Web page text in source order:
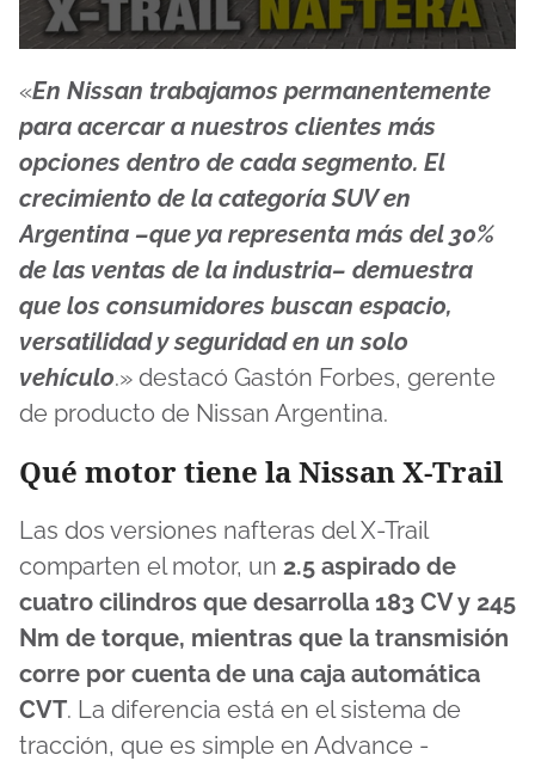
of
minutes,
seconds
«En Nissan trabajamos permanentemente
para acercar a nuestros clientes más
opciones dentro de cada segmento. El
crecimiento de la categoría SUV en
Argentina –que ya representa más del 30%
de las ventas de la industria– demuestra
que los consumidores buscan espacio,
versatilidad y seguridad en un solo
vehículo.» destacó Gastón Forbes, gerente
de producto de Nissan Argentina.
Qué motor tiene la Nissan X-Trail
Las dos versiones nafteras del X-Trail
comparten el motor, un 2.5 aspirado de
cuatro cilindros que desarrolla 183 CV y 245
Nm de torque, mientras que la transmisión
corre por cuenta de una caja automática
CVT. La diferencia está en el sistema de
tracción, que es simple en Advance -